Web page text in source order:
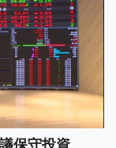
保守投資